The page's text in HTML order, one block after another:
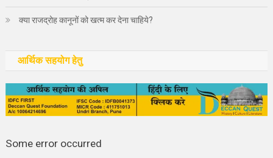
क्या राजद्रोह कानूनों को खत्म कर देना चाहिये?
आर्थिक सहयोग हेतु
Some error occurred